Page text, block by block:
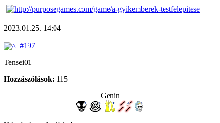
2023.01.25. 14:04
#197
Tensei01
Hozzászólások: 115
Genin